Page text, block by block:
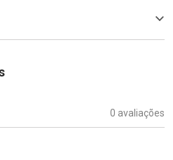
0 avaliações